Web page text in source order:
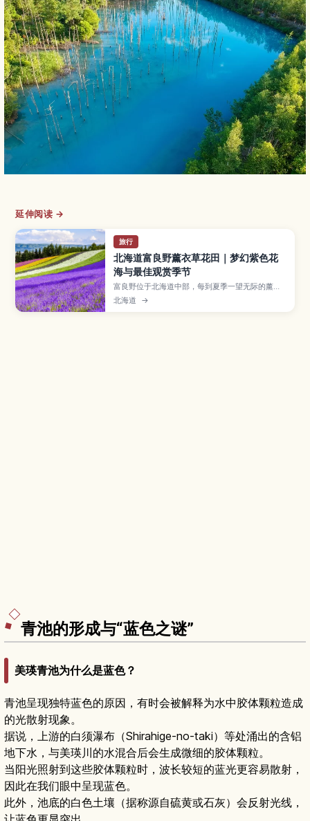
延伸阅读 →
旅行
北海道富良野薰衣草花田｜梦幻紫色花
海与最佳观赏季节
富良野位于北海道中部，每到夏季一望无际的薰衣
草花田会染成梦幻的紫色海洋。本文介绍花期时
间、最佳观景地点、与罂粟、向日葵等花卉交织而
北海道 →
青池的形成与“蓝色之谜”
美瑛青池为什么是蓝色？
青池呈现独特蓝色的原因，有时会被解释为水中胶体颗粒造成
的光散射现象。
据说，上游的白须瀑布（Shirahige-no-taki）等处涌出的含铝
地下水，与美瑛川的水混合后会生成微细的胶体颗粒。
当阳光照射到这些胶体颗粒时，波长较短的蓝光更容易散射，
因此在我们眼中呈现蓝色。
此外，池底的白色土壤（据称源自硫黄或石灰）会反射光线，